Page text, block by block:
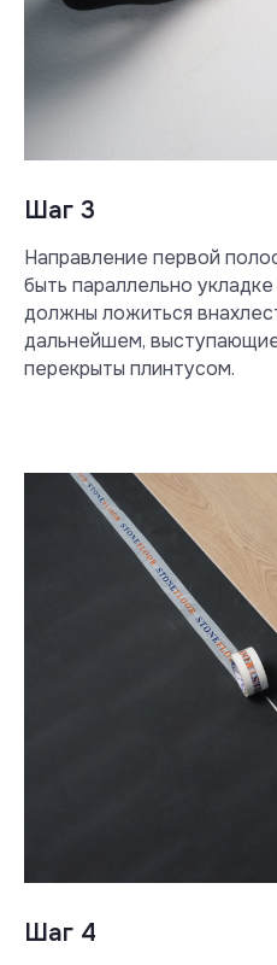
Шаг 3
Направление первой
быть параллельно
должны ложиться
дальнейшем,
перекрыты плинтусом.
Шаг 4